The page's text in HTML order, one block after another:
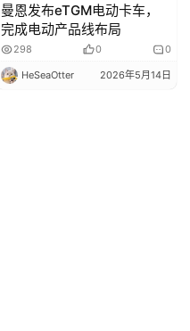
注册
曼恩发布eTGM电动卡车，
完成电动产品线布局
298 0 0
HeSeaOtter 2026年5月14日